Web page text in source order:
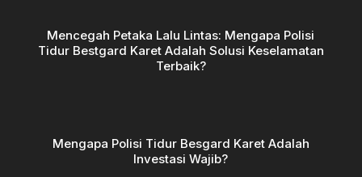
Mencegah Petaka Lalu Lintas: Mengapa Polisi
Tidur Bestgard Karet Adalah Solusi Keselamatan
Terbaik?
Mengapa Polisi Tidur Besgard Karet Adalah
Investasi Wajib?